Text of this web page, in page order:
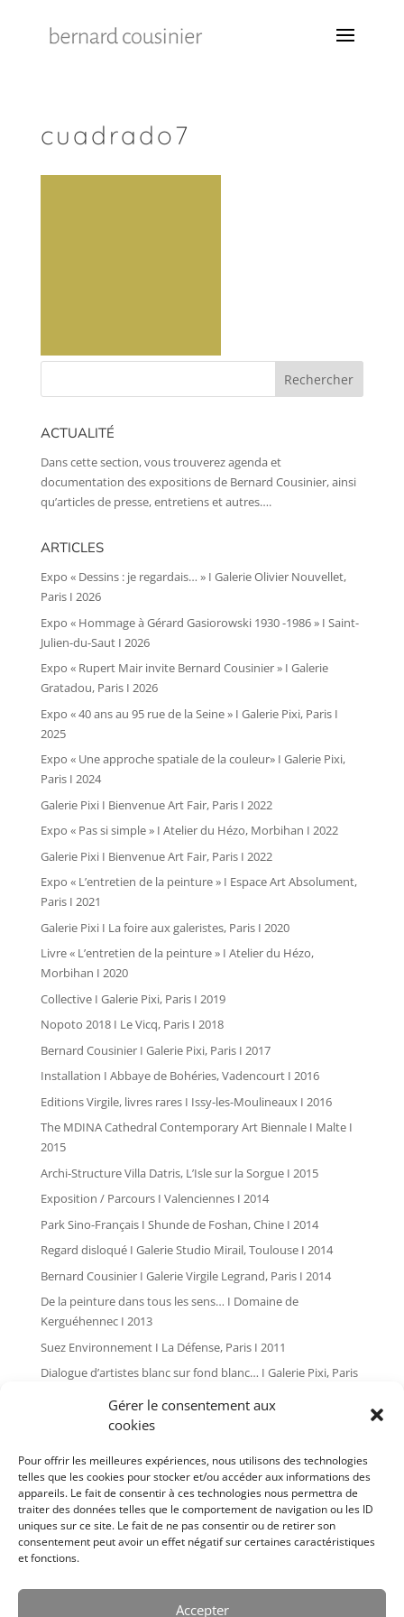
Gérer le consentement aux
cookies
Pour offrir les meilleures expériences, nous utilisons des technologies
telles que les cookies pour stocker et/ou accéder aux informations des
appareils. Le fait de consentir à ces technologies nous permettra de
traiter des données telles que le comportement de navigation ou les ID
uniques sur ce site. Le fait de ne pas consentir ou de retirer son
consentement peut avoir un effet négatif sur certaines caractéristiques
et fonctions.
Accepter
cuadrado7
ACTUALITÉ
Dans cette section, vous trouverez agenda et
documentation des expositions de Bernard Cousinier, ainsi
qu’articles de presse, entretiens et autres….
ARTICLES
Expo « Dessins : je regardais… » I Galerie Olivier Nouvellet,
Paris I 2026
Expo « Hommage à Gérard Gasiorowski 1930 -1986 » I Saint-
Julien-du-Saut I 2026
Expo « Rupert Mair invite Bernard Cousinier » I Galerie
Gratadou, Paris I 2026
Expo « 40 ans au 95 rue de la Seine » I Galerie Pixi, Paris I
2025
Expo « Une approche spatiale de la couleur» I Galerie Pixi,
Paris I 2024
Galerie Pixi I Bienvenue Art Fair, Paris I 2022
Expo « Pas si simple » I Atelier du Hézo, Morbihan I 2022
Galerie Pixi I Bienvenue Art Fair, Paris I 2022
Expo « L’entretien de la peinture » I Espace Art Absolument,
Paris I 2021
Galerie Pixi I La foire aux galeristes, Paris I 2020
Livre « L’entretien de la peinture » I Atelier du Hézo,
Morbihan I 2020
Collective I Galerie Pixi, Paris I 2019
Nopoto 2018 I Le Vicq, Paris I 2018
Bernard Cousinier I Galerie Pixi, Paris I 2017
Installation I Abbaye de Bohéries, Vadencourt I 2016
Editions Virgile, livres rares I Issy-les-Moulineaux I 2016
The MDINA Cathedral Contemporary Art Biennale I Malte I
2015
Archi-Structure Villa Datris, L’Isle sur la Sorgue I 2015
Exposition / Parcours I Valenciennes I 2014
Park Sino-Français I Shunde de Foshan, Chine I 2014
Regard disloqué I Galerie Studio Mirail, Toulouse I 2014
Bernard Cousinier I Galerie Virgile Legrand, Paris I 2014
De la peinture dans tous les sens… I Domaine de
Kerguéhennec I 2013
Suez Environnement I La Défense, Paris I 2011
Dialogue d’artistes blanc sur fond blanc… I Galerie Pixi, Paris
Global painting I Les Tanneries, Amilly I 2009
Plan d’angle I Galerie Pixi, Paris I 2006
Bernard Cousinier I Issoire I 2005
Cousinier I Salle Le Cube, Paris I 2004
L’art dans les chapelles I Pontivy I 2004